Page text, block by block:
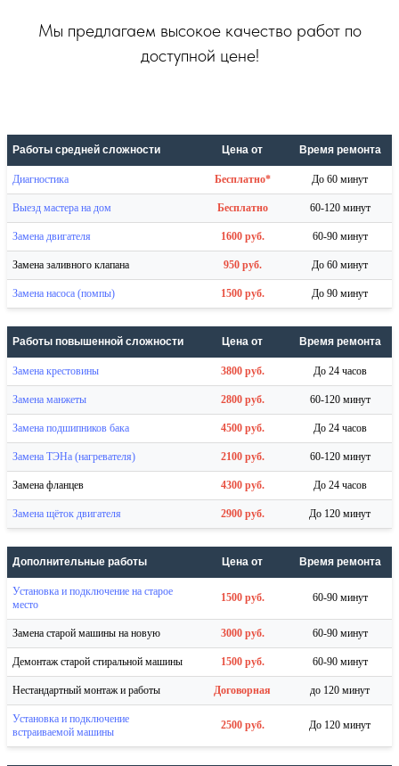
Мы предлагаем высокое качество работ по
доступной цене!
Работы средней сложности Цена от Время ремонта
Диагностика Бесплатно* До 60 минут
Выезд мастера на дом Бесплатно 60-120 минут
Замена двигателя 1600 руб. 60-90 минут
Замена заливного клапана 950 руб. До 60 минут
Замена насоса (помпы) 1500 руб. До 90 минут
Работы повышенной сложности Цена от Время ремонта
Замена крестовины 3800 руб. До 24 часов
Замена манжеты 2800 руб. 60-120 минут
Замена подшипников бака 4500 руб. До 24 часов
Замена ТЭНа (нагревателя) 2100 руб. 60-120 минут
Замена фланцев 4300 руб. До 24 часов
Замена щёток двигателя 2900 руб. До 120 минут
Дополнительные работы Цена от Время ремонта
Установка и подключение на старое
место
1500 руб. 60-90 минут
Замена старой машины на новую 3000 руб. 60-90 минут
Демонтаж старой стиральной машины 1500 руб. 60-90 минут
Нестандартный монтаж и работы Договорная до 120 минут
Установка и подключение
встраиваемой машины
2500 руб. До 120 минут